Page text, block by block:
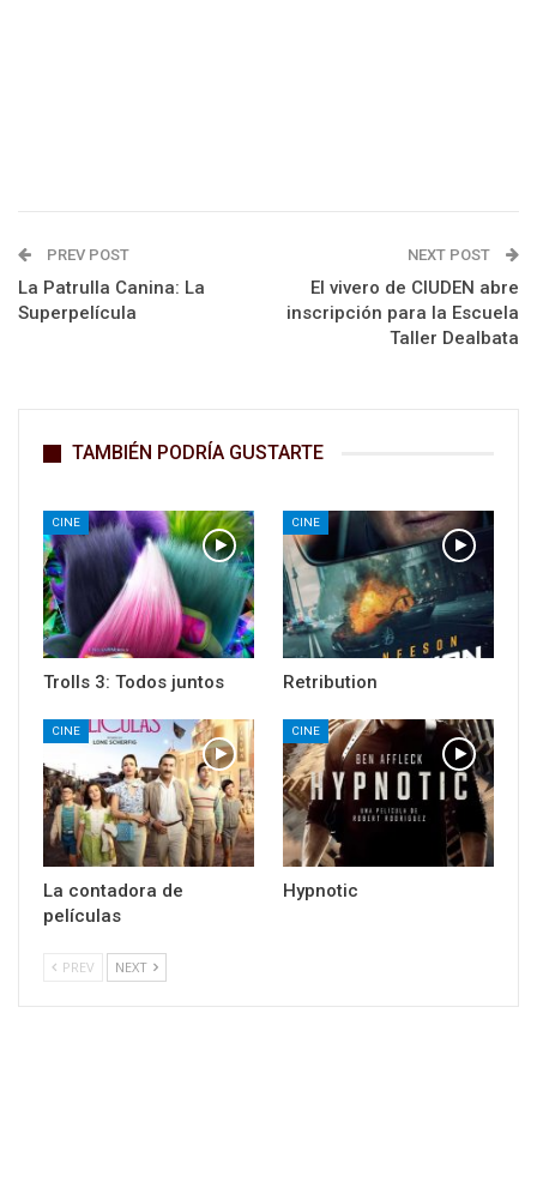
PREV POST
La Patrulla Canina: La
Superpelícula
NEXT POST
El vivero de CIUDEN abre
inscripción para la Escuela
Taller Dealbata
TAMBIÉN PODRÍA GUSTARTE
CINE
Trolls 3: Todos juntos
CINE
Retribution
CINE
La contadora de
películas
CINE
Hypnotic
PREV NEXT